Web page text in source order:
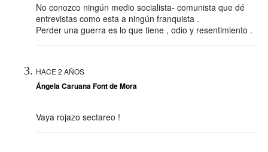
No conozco ningún medio socialista- comunista que dé
entrevistas como esta a ningún franquista .
Perder una guerra es lo que tiene , odio y resentimiento .
HACE 2 AÑOS
Ángela Caruana Font de Mora
Vaya rojazo sectareo !